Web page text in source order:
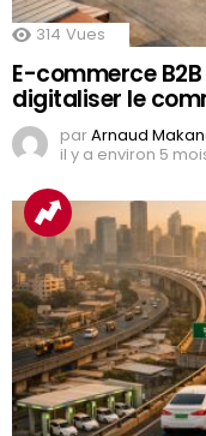
314 Vues
E-commerce
digitaliser le
parArnaud
il y a environ 5